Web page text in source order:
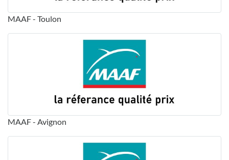
MAAF - Toulon
MAAF - Avignon